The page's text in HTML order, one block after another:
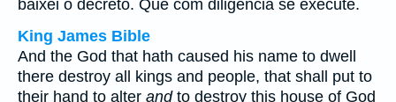
baixei o decreto. Que com diligência se execute.
King James Bible
And the God that hath caused his name to dwell
there destroy all kings and people, that shall put to
their hand to alter andto destroy this house of God